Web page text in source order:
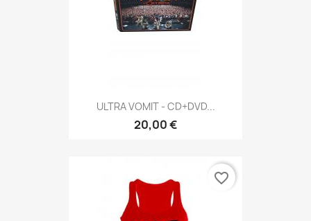
ULTRA VOMIT - CD+DVD...
20,00 €
favorite_border